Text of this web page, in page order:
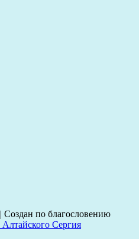
| Создан по благословению
Алтайского Сергия